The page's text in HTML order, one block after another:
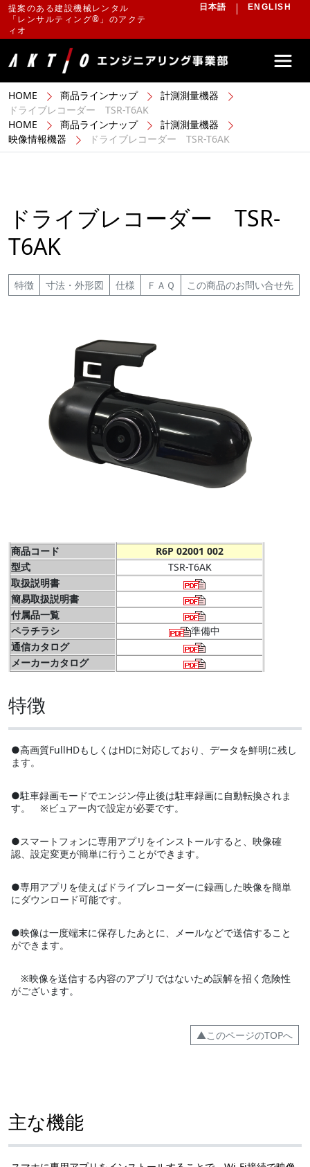
提案のある建設機械レンタル
「レンサルティング®」のアクテ
ィオ
日本語 ENGLISH
HOME 商品ラインナップ
計測測量機器
ドライブレコーダー TSR-T6AK
HOME
商品ラインナップ
計測測量機器
映像情報機器
ドライブレコーダー TSR-T6AK
ドライブレコーダー TSR-
T6AK
特徴 寸法・外形図 仕様 ＦＡＱ この商品のお問い合せ先
商品コード
R6P 02001 002
型式
TSR-T6AK
取扱説明書
簡易取扱説明書
付属品一覧
ペラチラシ
準備中
通信カタログ
メーカーカタログ
特徴
●高画質FullHDもしくはHDに対応しており、データを鮮明に残し
ます。
●駐車録画モードでエンジン停止後は駐車録画に自動転換されま
す。 ※ビュアー内で設定が必要です。
●スマートフォンに専用アプリをインストールすると、映像確
認、設定変更が簡単に行うことができます。
●専用アプリを使えばドライブレコーダーに録画した映像を簡単
にダウンロード可能です。
●映像は一度端末に保存したあとに、メールなどで送信すること
ができます。
※映像を送信する内容のアプリではないため誤解を招く危険性
がございます。
▲このページのTOPへ
主な機能